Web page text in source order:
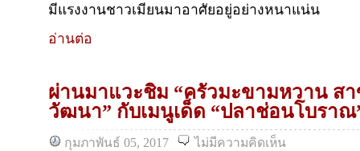
มีแรงงานชาวเมียนมาอาศัยอยู่อย่างหนาแน่น
อ่านต่อ
ผ่านมาแวะชิม “ครัวมะขามหวาน ส
วัฒนา” กับเมนูเด็ด “ปลาช่อนโบราณ
กุมภาพันธ์ 05, 2017 ไม่มีความคิดเห็น